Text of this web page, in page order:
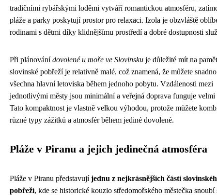
tradičními rybářskými loděmi vytváří romantickou atmosféru,
pláže a parky poskytují prostor pro relaxaci. Izola je obzvláště
rodinami s dětmi díky klidnějšímu prostředí a dobré dostupnosti
Při plánovánídovolené u moře ve Slovinsku je důležité mít na
slovinské pobřeží je relativně malé, což znamená, že můžete
všechna hlavní letoviska během jednoho pobytu. Vzdálenosti mezi
jednotlivými městy jsou minimální a veřejná doprava funguje velmi
Tato kompaktnost je vlastně velkou výhodou, protože můžete
různé typy zážitků a atmosfér během jediné dovolené.
Pláže v Piranu a jejich jedinečná atmosféra
Pláže v Piranu představujíjednu z nejkrásnějších částí
pobřeží, kde se historické kouzlo středomořského městečka snoubí